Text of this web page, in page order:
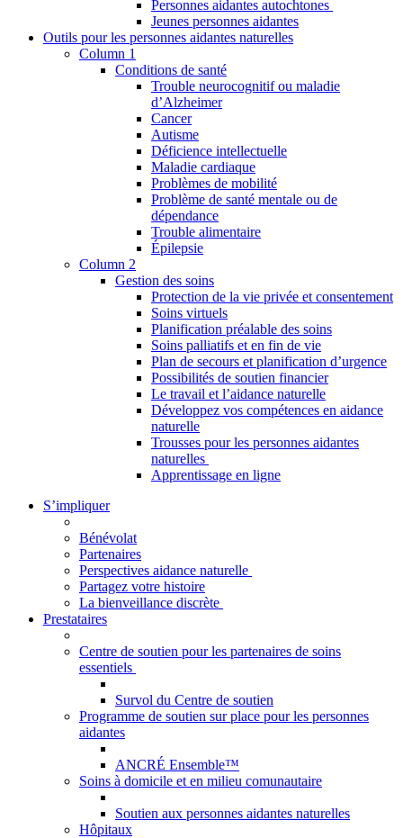
Personnes aidantes autochtones
Jeunes personnes aidantes
Outils pour les personnes aidantes naturelles
Column 1
Conditions de santé
Trouble neurocognitif ou maladie
d’Alzheimer
Cancer
Autisme
Déficience intellectuelle
Maladie cardiaque
Problèmes de mobilité
Problème de santé mentale ou de
dépendance
Trouble alimentaire
Épilepsie
Column 2
Gestion des soins
Protection de la vie privée et consentement
Soins virtuels
Planification préalable des soins
Soins palliatifs et en fin de vie
Plan de secours et planification d’urgence
Possibilités de soutien financier
Le travail et l’aidance naturelle
Développez vos compétences en aidance
naturelle
Trousses pour les personnes aidantes
naturelles
Apprentissage en ligne
S’impliquer
Bénévolat
Partenaires
Perspectives aidance naturelle
Partagez votre histoire
La bienveillance discrète
Prestataires
Centre de soutien pour les partenaires de soins
essentiels
Survol du Centre de soutien
Programme de soutien sur place pour les personnes
aidantes
ANCRÉ Ensemble™
Soins à domicile et en milieu comunautaire
Soutien aux personnes aidantes naturelles
Hôpitaux